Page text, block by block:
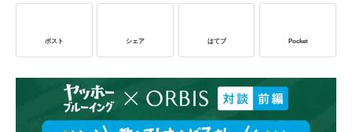
SMMLabについて
ポスト シェア はてブ Pocket